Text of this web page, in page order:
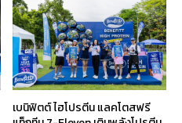
เบนิฟิตต์ ไฮโปรตีน แลคโตสฟรี